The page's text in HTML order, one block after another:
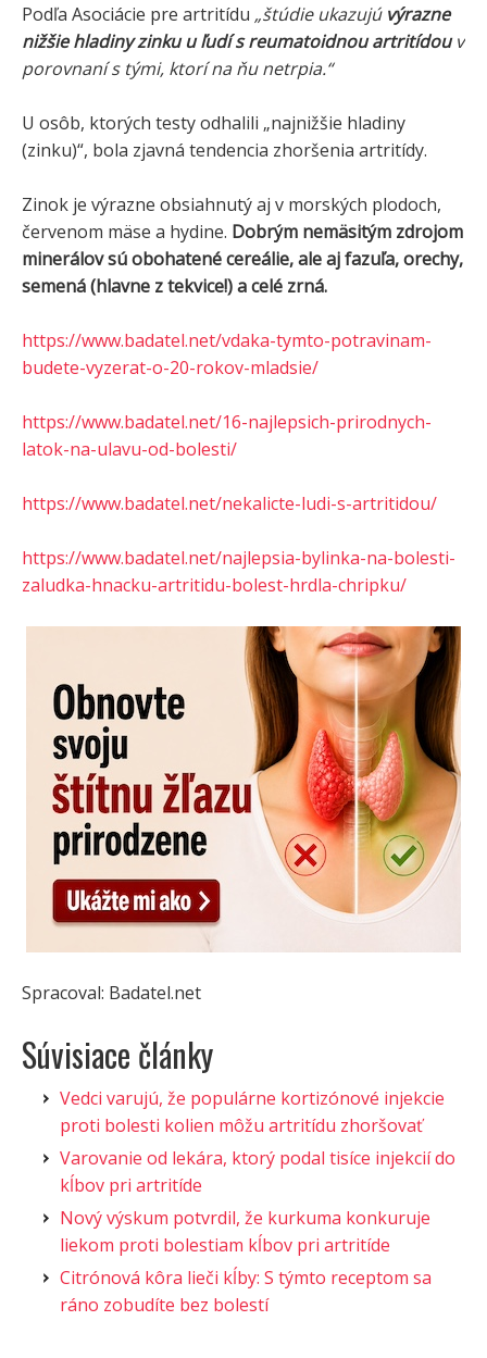
Podľa Asociácie pre artritídu „štúdie ukazujú výrazne
nižšie hladiny zinku u ľudí s reumatoidnou artritídouv
porovnaní s tými, ktorí na ňu netrpia.“
U osôb, ktorých testy odhalili „najnižšie hladiny
(zinku)“, bola zjavná tendencia zhoršenia artritídy.
Zinok je výrazne obsiahnutý aj v morských plodoch,
červenom mäse a hydine. Dobrým nemäsitým zdrojom
minerálov sú obohatené cereálie, ale aj fazuľa, orechy,
semená (hlavne z tekvice!) a celé zrná.
https://www.badatel.net/vdaka-tymto-potravinam-
budete-vyzerat-o-20-rokov-mladsie/
https://www.badatel.net/16-najlepsich-prirodnych-
latok-na-ulavu-od-bolesti/
https://www.badatel.net/nekalicte-ludi-s-artritidou/
https://www.badatel.net/najlepsia-bylinka-na-bolesti-
zaludka-hnacku-artritidu-bolest-hrdla-chripku/
Spracoval: Badatel.net
Súvisiace články
Vedci varujú, že populárne kortizónové injekcie
proti bolesti kolien môžu artritídu zhoršovať
Varovanie od lekára, ktorý podal tisíce injekcií do
kĺbov pri artritíde
Nový výskum potvrdil, že kurkuma konkuruje
liekom proti bolestiam kĺbov pri artritíde
Citrónová kôra lieči kĺby: S týmto receptom sa
ráno zobudíte bez bolestí